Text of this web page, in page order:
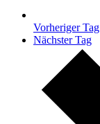
Vorheriger Tag
Nächster Tag